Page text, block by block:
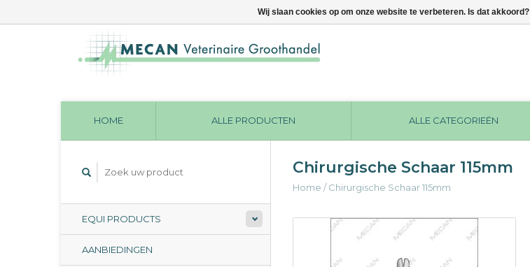
HOME ALLE PRODUCTEN ALLE CATEGORIEËN
EQUI PRODUCTS
AANBIEDINGEN
Chirurgische Schaar 115mm
Home /Chirurgische Schaar 115mm
Wij slaan cookies op om onze website te verbeteren. Is dat akkoord?